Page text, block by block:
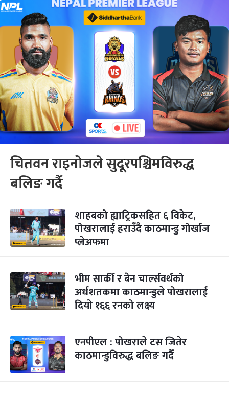
चितवन राइनोजले सुदूरपश्चिमविरुद्ध
बलिङ गर्दै
शाहबको ह्याट्रिकसहित ६ विकेट,
पोखरालाई हराउँदै काठमान्डु गोर्खाज
प्लेअफमा
भीम सार्की र बेन चार्ल्सवर्थको
अर्धशतकमा काठमान्डुले पोखरालाई
दियो १६६ रनको लक्ष्य
एनपीएल : पोखराले टस जितेर
काठमान्डुविरुद्ध बलिङ गर्दै